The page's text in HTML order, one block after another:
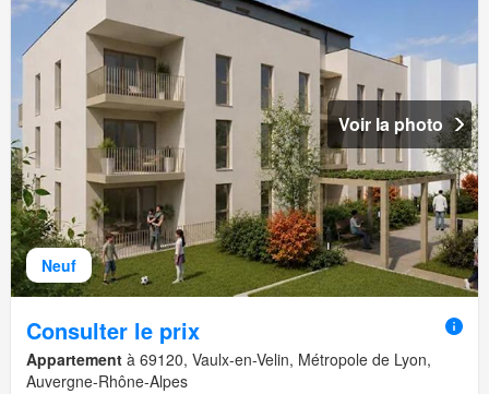
Neuf
Voir la photo
Consulter le prix
Appartement à 69120, Vaulx-en-Velin, Métropole de Lyon,
Auvergne-Rhône-Alpes